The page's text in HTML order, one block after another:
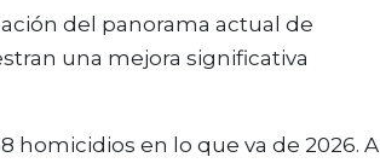
del panorama actual de
una mejora significativa
homicidios en lo que va de 2026. A